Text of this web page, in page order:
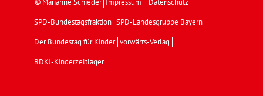
© Marianne Schieder Impressum Datenschutz
SPD-Bundestagsfraktion SPD-Landesgruppe Bayern
Der Bundestag für Kinder vorwärts-Verlag
BDKJ-Kinderzeltlager